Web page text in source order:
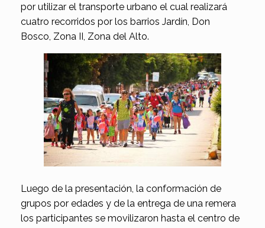
por utilizar el transporte urbano el cual realizará
cuatro recorridos por los barrios Jardín, Don
Bosco, Zona II, Zona del Alto.
Luego de la presentación, la conformación de
grupos por edades y de la entrega de una remera
los participantes se movilizaron hasta el centro de